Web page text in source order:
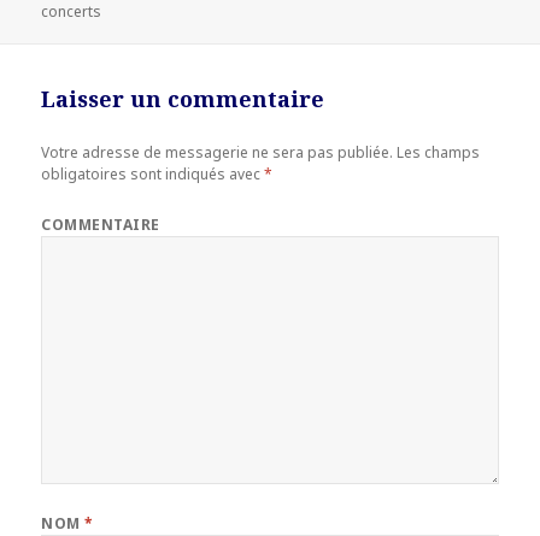
le
concerts
Laisser un commentaire
Votre adresse de messagerie ne sera pas publiée. Les champs
obligatoires sont indiqués avec*
COMMENTAIRE
NOM*